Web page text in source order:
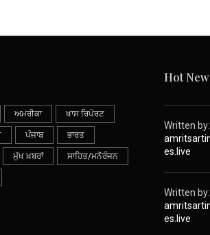
ਅਮਰੀਕਾ ਖਾਸ ਰਿਪੋਰਟ
ਪੰਜਾਬ ਭਾਰਤ
ਮੁੱਖ ਖ਼ਬਰਾਂ ਸਾਹਿਤ/ਮਨੋਰੰਜਨ
Hot
Written by:
es.live
Written by:
es.live